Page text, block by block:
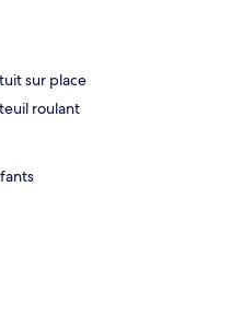
sur place
roulant